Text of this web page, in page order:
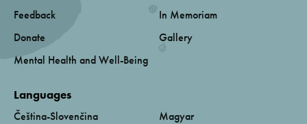
Feedback
Donate
Mental Health and Well-Being
In Memoriam
Gallery
Languages
Čeština-Slovenčina
Magyar